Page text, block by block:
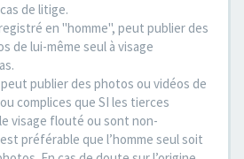
de litige.
en "homme", peut publier des
de lui-même seul à visage
publier des photos ou vidéos de
complices que SI les tierces
visage flouté ou sont non-
préférable que l’homme seul soit